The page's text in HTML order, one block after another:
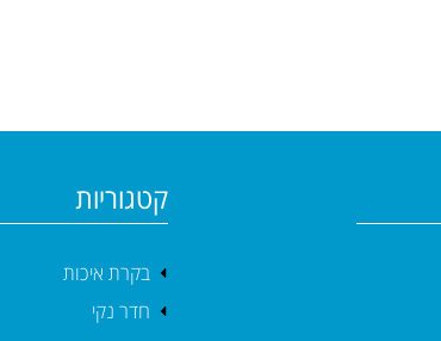
Capacity
קטגוריות
בקרת איכות
חדר נקי